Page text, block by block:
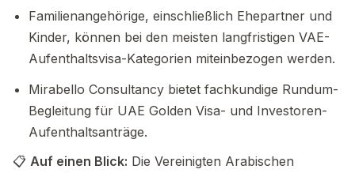
Familienangehörige, einschließlich Ehepartner und
Kinder, können bei den meisten langfristigen VAE-
Aufenthaltsvisa-Kategorien miteinbezogen werden.
Mirabello Consultancy bietet fachkundige Rundum-
Begleitung für UAE Golden Visa- und Investoren-
Aufenthaltsanträge.
📋 Auf einen Blick: Die Vereinigten Arabischen